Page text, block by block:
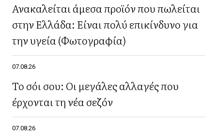
Ανακαλείται άμεσα προϊόν που πωλείται
στην Ελλάδα: Είναι πολύ επικίνδυνο για
την υγεία (Φωτογραφία)
07.08.26
Το σόι σου: Οι μεγάλες αλλαγές που
έρχονται τη νέα σεζόν
07.08.26